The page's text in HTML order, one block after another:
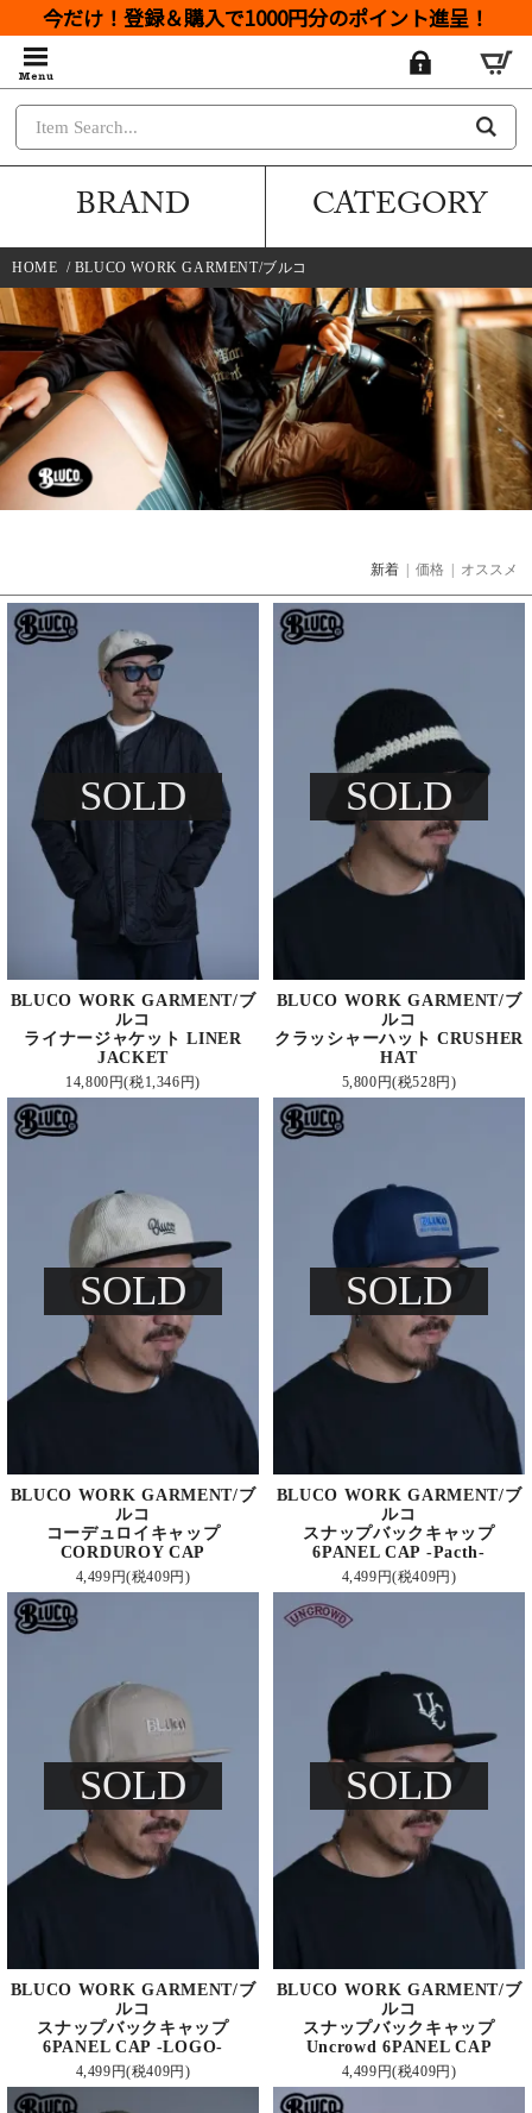
今だけ！登録＆購入で1000円分のポイント進呈！
BRAND CATEGORY
HOME / BLUCO WORK GARMENT/ブルコ
新着 | 価格 | オススメ
SOLD
BLUCO WORK GARMENT/ブ
ルコ
ライナージャケット LINER
JACKET
14,800円(税1,346円)
SOLD
BLUCO WORK GARMENT/ブ
ルコ
クラッシャーハット CRUSHER
HAT
5,800円(税528円)
SOLD
BLUCO WORK GARMENT/ブ
ルコ
コーデュロイキャップ
CORDUROY CAP
4,499円(税409円)
SOLD
BLUCO WORK GARMENT/ブ
ルコ
スナップバックキャップ
6PANEL CAP -Pacth-
4,499円(税409円)
SOLD
BLUCO WORK GARMENT/ブ
ルコ
スナップバックキャップ
6PANEL CAP -LOGO-
4,499円(税409円)
SOLD
BLUCO WORK GARMENT/ブ
ルコ
スナップバックキャップ
Uncrowd 6PANEL CAP
4,499円(税409円)